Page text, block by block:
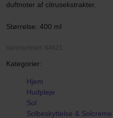
duftnoter af citrusekstrakter.
Størrelse: 400 ml
Varenummer: 64621
Kategorier:
Hjem
Hudpleje
Sol
Solbeskyttelse & Solcreme